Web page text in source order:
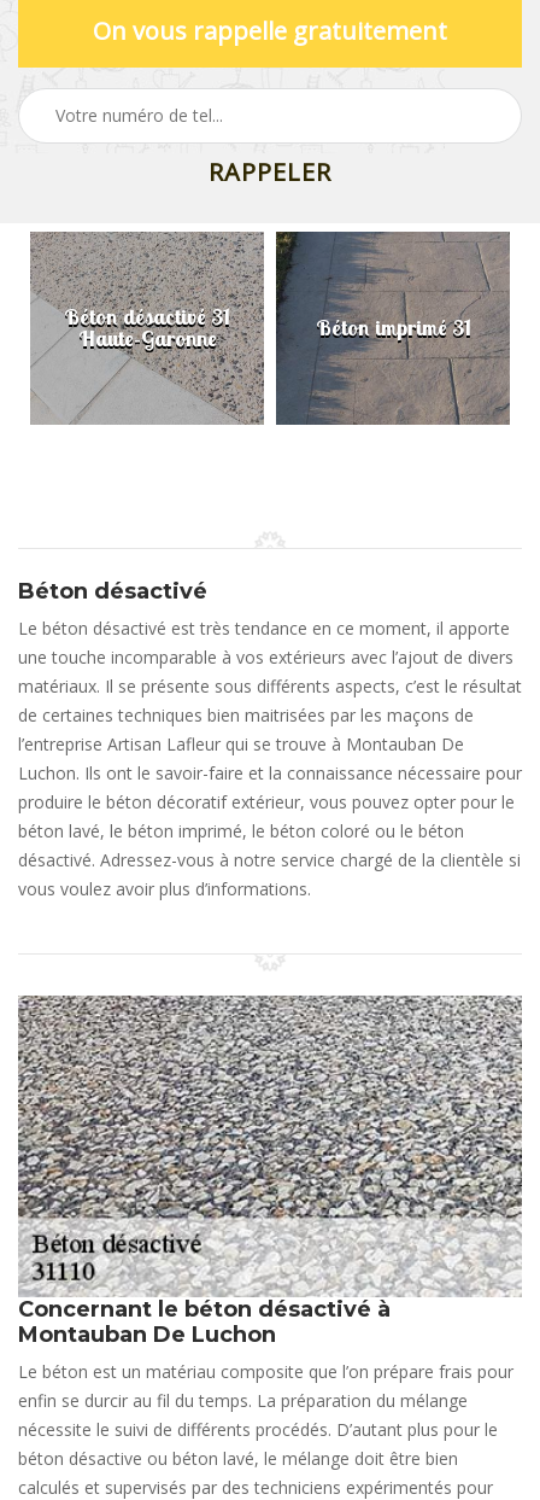
On vous rappelle gratuitement
Béton désactivé 31
Haute-Garonne Béton imprimé 31
Béton désactivé
Le béton désactivé est très tendance en ce moment, il apporte
une touche incomparable à vos extérieurs avec l’ajout de divers
matériaux. Il se présente sous différents aspects, c’est le résultat
de certaines techniques bien maitrisées par les maçons de
l’entreprise Artisan Lafleur qui se trouve à Montauban De
Luchon. Ils ont le savoir-faire et la connaissance nécessaire pour
produire le béton décoratif extérieur, vous pouvez opter pour le
béton lavé, le béton imprimé, le béton coloré ou le béton
désactivé. Adressez-vous à notre service chargé de la clientèle si
vous voulez avoir plus d’informations.
Concernant le béton désactivé à
Montauban De Luchon
Le béton est un matériau composite que l’on prépare frais pour
enfin se durcir au fil du temps. La préparation du mélange
nécessite le suivi de différents procédés. D’autant plus pour le
béton désactive ou béton lavé, le mélange doit être bien
calculés et supervisés par des techniciens expérimentés pour